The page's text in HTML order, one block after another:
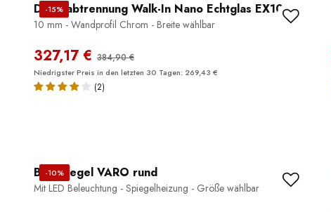
-15%
Duschabtrennung Walk-In Nano Echtglas EX101
10 mm - Wandprofil Chrom - Breite wählbar
327,17 € 384,90 €
Niedrigster Preis in den letzten 30 Tagen: 269,43 €
(2)
-10%
Badspiegel VARO rund
Mit LED Beleuchtung - Spiegelheizung - Größe wählbar